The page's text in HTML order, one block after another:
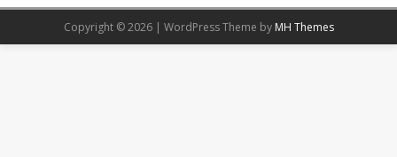
Copyright © 2026 | WordPress Theme by MH Themes